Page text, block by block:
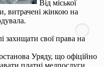
Від міської
витрачені жінкою на
захищати свої права на
Уряду, що офіційно
платні медпослуги.